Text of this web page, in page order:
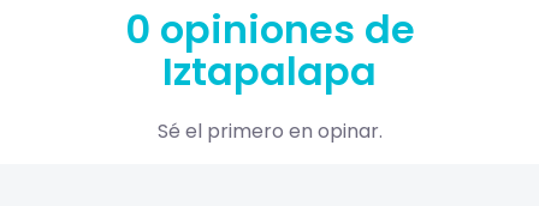
0 opiniones de
Iztapalapa
Sé el primero en opinar.